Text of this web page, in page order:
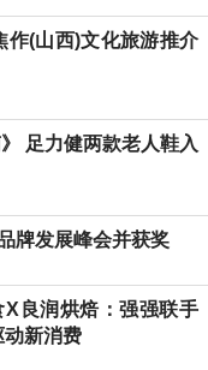
作(山西)文化旅游推介
足力健两款老人鞋入
牌发展峰会并获奖
X良润烘焙：强强联手
动新消费